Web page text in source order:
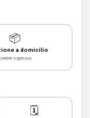
📦
a domicilio
espresso
🗓️